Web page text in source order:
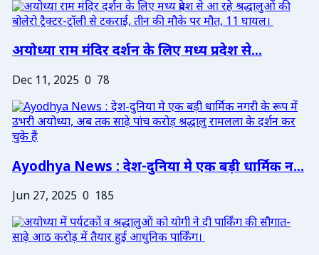
अयोध्या राम मंदिर दर्शन के लिए मध्य प्रदेश से...
Dec 11, 2025 0 78
Ayodhya News : देश-दुनिया मे एक बड़ी धार्मिक न...
Jun 27, 2025 0 185